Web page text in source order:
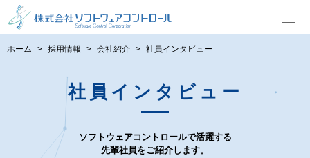
ホーム 採用情報 会社紹介 社員インタビュー
社員インタビュー
ソフトウェアコントロールで活躍する
先輩社員をご紹介します。